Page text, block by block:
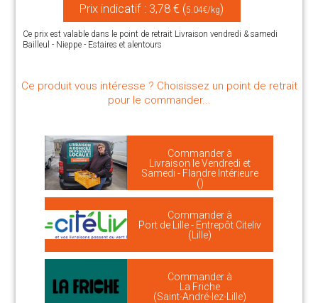
Prix indicatif : 3,78 € (5.04€/kg)
Ce prix est valable dans le point de retrait Livraison vendredi & samedi
Bailleul - Nieppe - Estaires et alentours
Ce produit vous intéresse ? Choisissez un point de retrait
pour le commander...
Commander à
Livraison le Vendredi et
Samedi - Flandre Intérieure
()
Commander à
Port de Lille - Entrepôt Citeliv
(Lille)
Commander à
La Friche
(Saint-André-lez-Lille)